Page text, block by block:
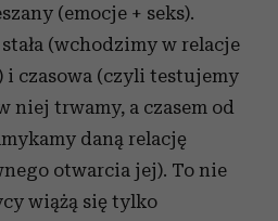
(emocje + seks).
(wchodzimy w relacje
czasowa (czyli testujemy
niej trwamy, a czasem od
daną relację
otwarcia jej). To nie
wiążą się tylko